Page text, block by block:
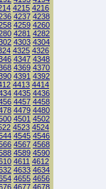
4215 4216
4237 4238
4259 4260
4281 4282
4303 4304
4325 4326
4347 4348
4369 4370
4391 4392
4413 4414
4435 4436
4457 4458
4479 4480
4501 4502
4523 4524
4545 4546
4567 4568
4589 4590
4611 4612
4633 4634
4655 4656
4677 4678